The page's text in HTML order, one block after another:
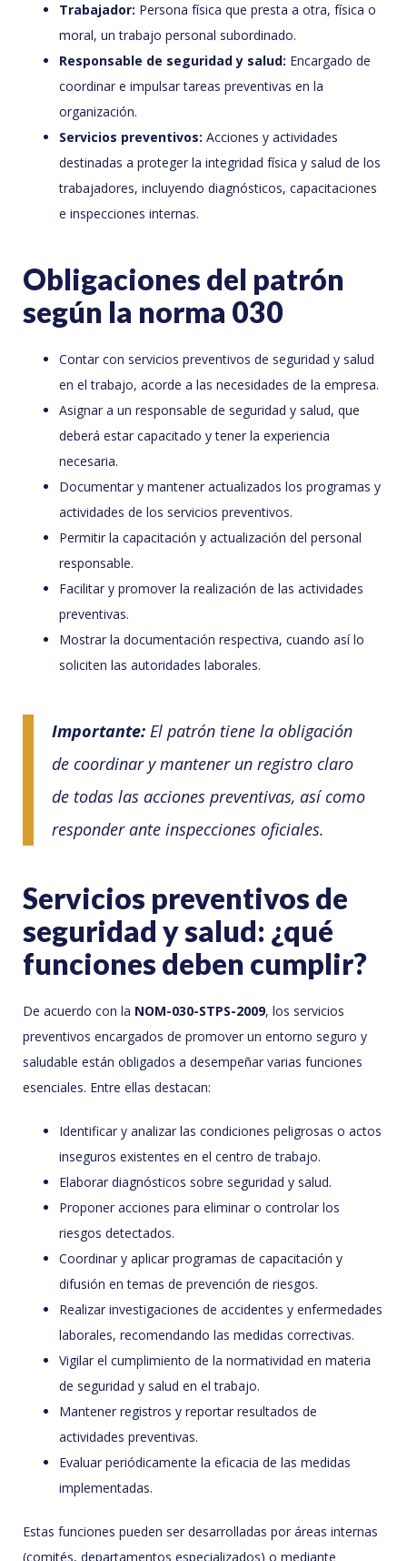
Trabajador: Persona física que presta a otra, física o
moral, un trabajo personal subordinado.
Responsable de seguridad y salud: Encargado de
coordinar e impulsar tareas preventivas en la
organización.
Servicios preventivos: Acciones y actividades
destinadas a proteger la integridad física y salud de los
trabajadores, incluyendo diagnósticos, capacitaciones
e inspecciones internas.
Obligaciones del patrón
según la norma 030
Contar con servicios preventivos de seguridad y salud
en el trabajo, acorde a las necesidades de la empresa.
Asignar a un responsable de seguridad y salud, que
deberá estar capacitado y tener la experiencia
necesaria.
Documentar y mantener actualizados los programas y
actividades de los servicios preventivos.
Permitir la capacitación y actualización del personal
responsable.
Facilitar y promover la realización de las actividades
preventivas.
Mostrar la documentación respectiva, cuando así lo
soliciten las autoridades laborales.
Importante: El patrón tiene la obligación
de coordinar y mantener un registro claro
de todas las acciones preventivas, así como
responder ante inspecciones oficiales.
Servicios preventivos de
seguridad y salud: ¿qué
funciones deben cumplir?
De acuerdo con la NOM-030-STPS-2009, los servicios
preventivos encargados de promover un entorno seguro y
saludable están obligados a desempeñar varias funciones
esenciales. Entre ellas destacan:
Identificar y analizar las condiciones peligrosas o actos
inseguros existentes en el centro de trabajo.
Elaborar diagnósticos sobre seguridad y salud.
Proponer acciones para eliminar o controlar los
riesgos detectados.
Coordinar y aplicar programas de capacitación y
difusión en temas de prevención de riesgos.
Realizar investigaciones de accidentes y enfermedades
laborales, recomendando las medidas correctivas.
Vigilar el cumplimiento de la normatividad en materia
de seguridad y salud en el trabajo.
Mantener registros y reportar resultados de
actividades preventivas.
Evaluar periódicamente la eficacia de las medidas
implementadas.
Estas funciones pueden ser desarrolladas por áreas internas
(comités, departamentos especializados) o mediante